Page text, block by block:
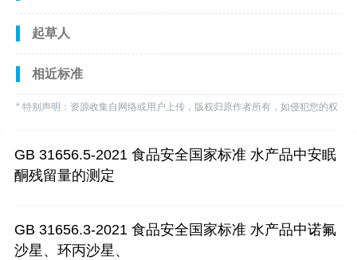
起草人
相近标准
* 特别声明：资源收集自网络或用户上传，版权归原作者所有，如侵犯您的权
GB 31656.5-2021 食品安全国家标准 水产品中安眠
酮残留量的测定
GB 31656.3-2021 食品安全国家标准 水产品中诺氟
沙星、环丙沙星、